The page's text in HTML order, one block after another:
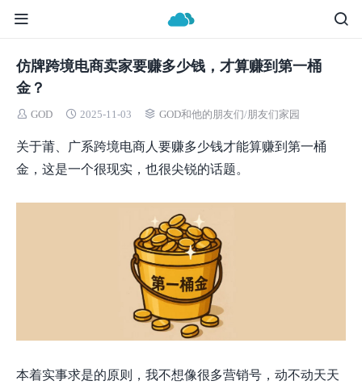
仿牌跨境电商卖家要赚多少钱，才算赚到第一桶
金？
GOD 2025-11-03 GOD和他的朋友们/ 朋友们家园
关于莆、广系跨境电商人要赚多少钱才能算赚到第一桶
金，这是一个很现实，也很尖锐的话题。
本着实事求是的原则，我不想像很多营销号，动不动天天